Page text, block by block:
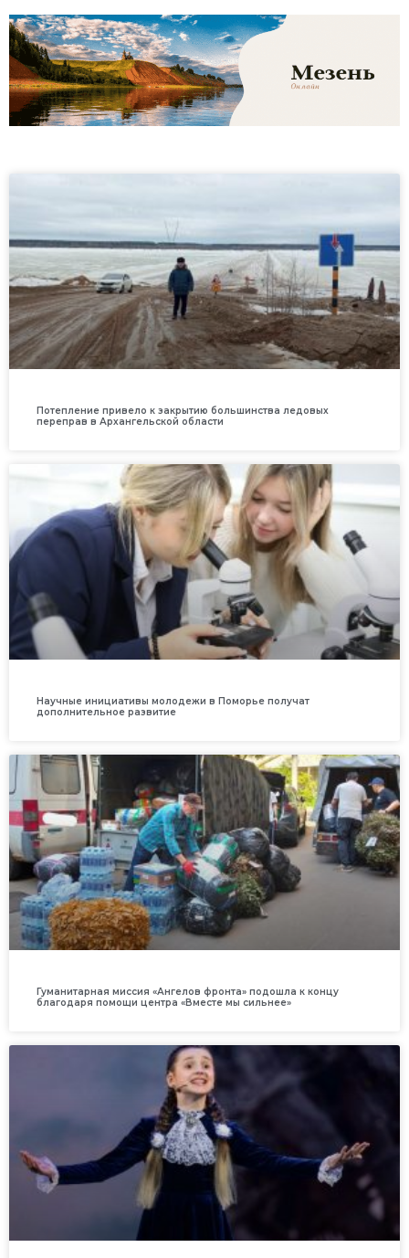
Потепление привело к закрытию большинства ледовых
переправ в Архангельской области
Научные инициативы молодежи в Поморье получат
дополнительное развитие
Гуманитарная миссия «Ангелов фронта» подошла к концу
благодаря помощи центра «Вместе мы сильнее»